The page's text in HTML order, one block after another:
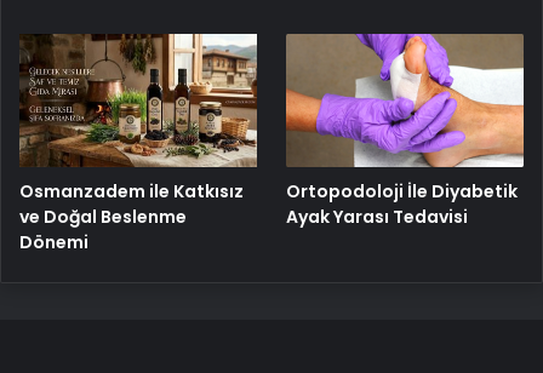
Osmanzadem ile Katkısız
ve Doğal Beslenme
Dönemi
Ortopodoloji İle Diyabetik
Ayak Yarası Tedavisi